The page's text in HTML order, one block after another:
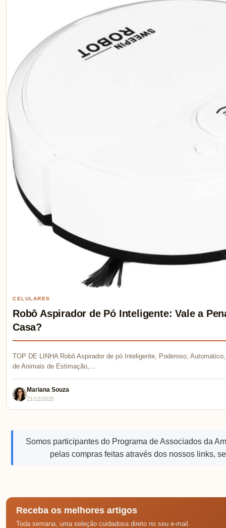
CELULARES
Robô Aspirador de Pó Inteligente: Vale a
Casa?
TOP DE LINHA Robô Aspirador de pó Inteligente, Poderoso,
de Animais de Estimação,…
Mariana Souza
21/12/2025
Somos participantes do Programa de Associados da
pelas compras feitas através dos nossos links,
Receba os melhores artigos
Toda semana, uma seleção cuidadosa direto no seu e-mail.